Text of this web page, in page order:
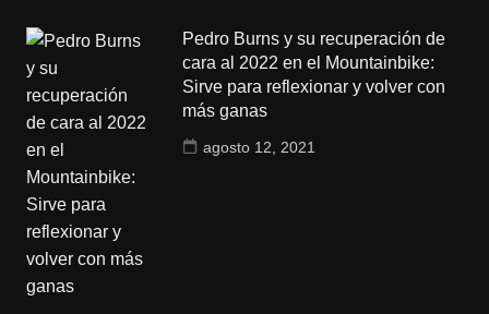
Pedro Burns y su recuperación de
cara al 2022 en el Mountainbike:
Sirve para reflexionar y volver con
más ganas
agosto 12, 2021